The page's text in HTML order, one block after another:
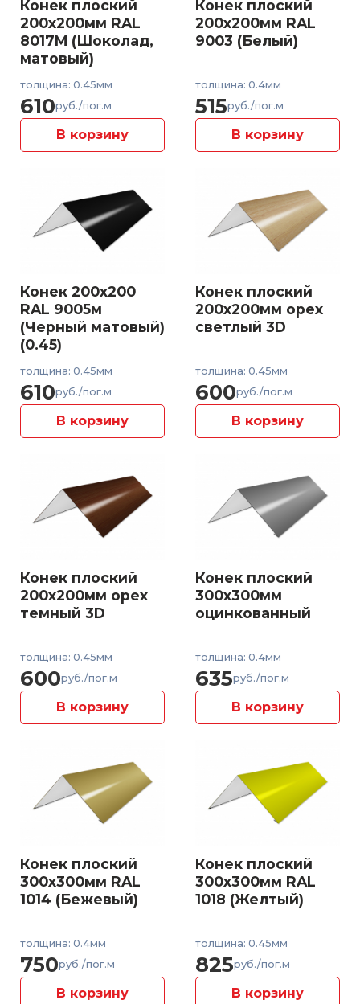
Конек плоский
200x200мм RAL
8017M (Шоколад,
матовый)
толщина: 0.45мм
610руб./пог.м
В корзину
Конек плоский
200x200мм RAL
9003 (Белый)
толщина: 0.4мм
515руб./пог.м
В корзину
Конек 200x200
RAL 9005м
(Черный матовый)
(0.45)
толщина: 0.45мм
610руб./пог.м
В корзину
Конек плоский
200x200мм орех
светлый 3D
толщина: 0.45мм
600руб./пог.м
В корзину
Конек плоский
200x200мм орех
темный 3D
толщина: 0.45мм
600руб./пог.м
В корзину
Конек плоский
300x300мм
оцинкованный
толщина: 0.4мм
635руб./пог.м
В корзину
Конек плоский
300x300мм RAL
1014 (Бежевый)
толщина: 0.4мм
750руб./пог.м
В корзину
Конек плоский
300x300мм RAL
1018 (Желтый)
толщина: 0.45мм
825руб./пог.м
В корзину